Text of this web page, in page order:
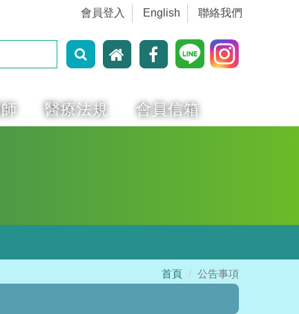
會員登入 English 聯絡我們
醫療法規 會員信箱
首頁 公告事項